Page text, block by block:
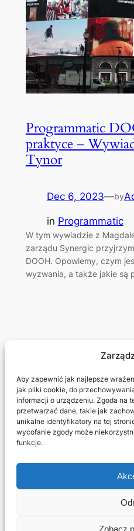
Aby zapewnić jak najlepsze
jak pliki cookie, do
informacji o urządzeniu. Zgoda na
przetwarzać dane, takie jak
unikalne identyfikatory na tej
wycofanie zgody może
funkcje.
Zobacz
Programmatic
praktyce –
Tynor
Dec 6, 2023—by
in Programmatic
W tym wywiadzie z
zarządu Synergic
DOOH. Opowiemy, czym
wyzwania, a także jakie są
Adam Jagłowski
Marketing Freelancer
Projekty